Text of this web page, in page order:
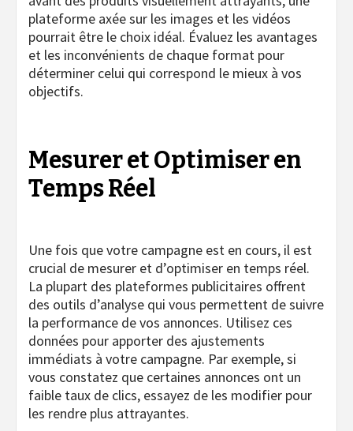
plateforme axée sur les images et les vidéos
pourrait être le choix idéal. Évaluez les avantages
et les inconvénients de chaque format pour
déterminer celui qui correspond le mieux à vos
objectifs.
Mesurer et Optimiser en
Temps Réel
Une fois que votre campagne est en cours, il est
crucial de mesurer et d’optimiser en temps réel.
La plupart des plateformes publicitaires offrent
des outils d’analyse qui vous permettent de suivre
la performance de vos annonces. Utilisez ces
données pour apporter des ajustements
immédiats à votre campagne. Par exemple, si
vous constatez que certaines annonces ont un
faible taux de clics, essayez de les modifier pour
les rendre plus attrayantes.